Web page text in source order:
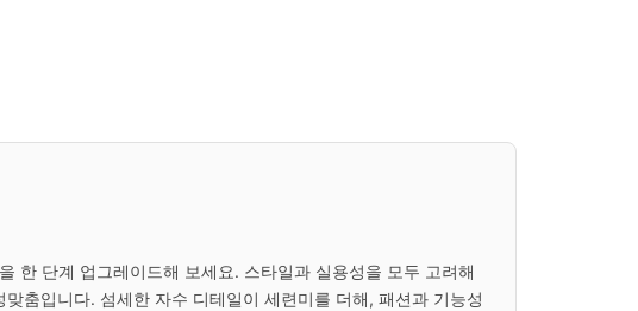
한 단계 업그레이드해 보세요. 스타일과 실용성을 모두 고려해
춤입니다. 섬세한 자수 디테일이 세련미를 더해, 패션과 기능성